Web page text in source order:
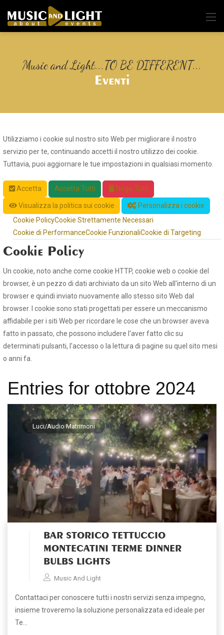
Music and Light...TO BE DIFFERENT...
Eventi
Utilizziamo i cookie sul nostro sito Web per migliorare il nostro
servizio per te, continuando accetti il nostro utilizzo dei cookie.
Tuttavia, puoi aggiornare le tue impostazioni in qualsiasi momento.
Accetta Accetta Tutti Nega Tutti
Visualizza la politica sui cookie
Personalizza i cookie
Cookie PolicyCookie Strettamente Necessari
Cookie di PerformanceCookie FunzionaliCookie di Targeting
Cookie Policy
Un cookie, noto anche come cookie HTTP, cookie web o cookie del
browser, è un pezzo di dati archiviato da un sito Web all'interno di un
browser e quindi inviato nuovamente allo stesso sito Web dal
browser. I cookie sono stati progettati per essere un meccanismo
affidabile per i siti Web per ricordare le cose che un browser aveva
fatto in passato, che possono includere l'aver fatto clic su
determinati pulsanti, l'accesso o la lettura di pagine su quel sito mesi
o anni fa.
Entries for ottobre 2024
Luci/Audio Matrimoni
BAR STORICO TETTUCCIO
MONTECATINI TERME DINNER
BULBS LIGHTS
Music And Light
Contattaci per conoscere tutti i nostri servizi senza impegno,
insieme troveremo la soluzione personalizzata ed ideale per
Te…